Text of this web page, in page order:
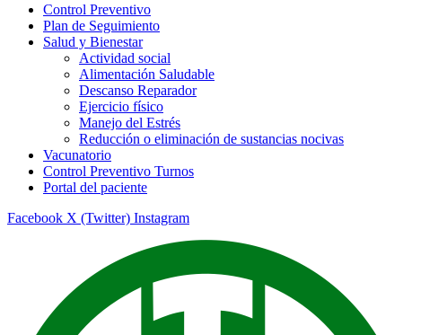
Control Preventivo
Plan de Seguimiento
Salud y Bienestar
Actividad social
Alimentación Saludable
Descanso Reparador
Ejercicio físico
Manejo del Estrés
Reducción o eliminación de sustancias nocivas
Vacunatorio
Control Preventivo Turnos
Portal del paciente
Facebook X (Twitter) Instagram